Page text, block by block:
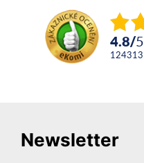
4.8/5
124313
Newsletter